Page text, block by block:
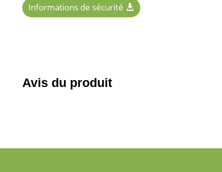
Informations de sécurité
Avis du produit